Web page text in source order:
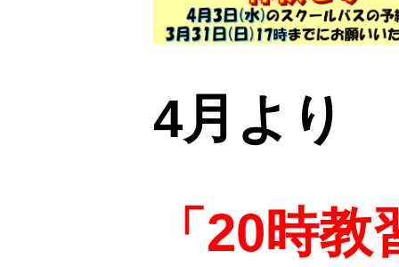
4月より
「20時教